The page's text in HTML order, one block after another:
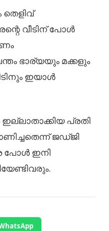
വീടിന് പോൾ
ഭാര്യയും മക്കളും
ഇയാൾ
പ്രതി
ജഡ്ജി
പോൾ ഇനി